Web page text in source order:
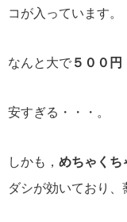
コが入っています。
なんと大で ５００円
安すぎる・・・。
しかも， めちゃくち
ダシが効いており、